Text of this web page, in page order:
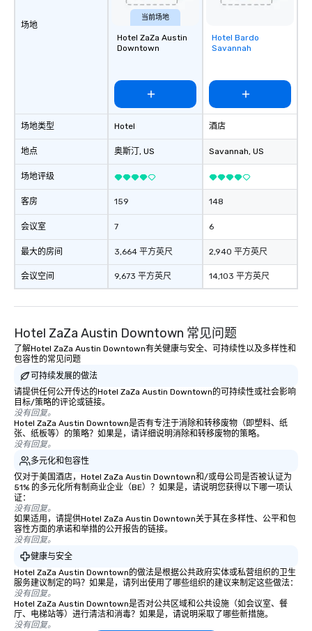
场地
场地类型
地点
场地评级
客房
会议室
最大的房间
会议空间
当前场地
Hotel ZaZa Austin
Downtown
Hotel
奥斯汀 , US
159
7
3,664 平方英尺
9,673 平方英尺
Removed from
favorites
Hotel Bardo
Savannah
酒店
Savannah, US
148
6
2,940 平方英尺
14,103 平方英尺
Hotel ZaZa Austin Downtown 常见问题
了解Hotel ZaZa Austin Downtown有关健康与安全、可持续性以及多样性和
包容性的常见问题
可持续发展的做法
请提供任何公开传达的Hotel ZaZa Austin Downtown的可持续性或社会影响
目标/策略的评论或链接。
没有回复。
Hotel ZaZa Austin Downtown是否有专注于消除和转移废物（即塑料、纸
张、纸板等）的策略？如果是，请详细说明消除和转移废物的策略。
没有回复。
多元化和包容性
仅对于美国酒店，Hotel ZaZa Austin Downtown和/或母公司是否被认证为
51% 的多元化所有制商业企业（BE）？如果是，请说明您获得以下哪一项认
证：
没有回复。
如果适用，请提供Hotel ZaZa Austin Downtown关于其在多样性、公平和包
容性方面的承诺和举措的公开报告的链接。
没有回复。
健康与安全
Hotel ZaZa Austin Downtown的做法是根据公共政府实体或私营组织的卫生
服务建议制定的吗？如果是，请列出使用了哪些组织的建议来制定这些做法：
没有回复。
Hotel ZaZa Austin Downtown是否对公共区域和公共设施（如会议室、餐
厅、电梯站等）进行清洁和消毒？如果是，请说明采取了哪些新措施。
没有回复。